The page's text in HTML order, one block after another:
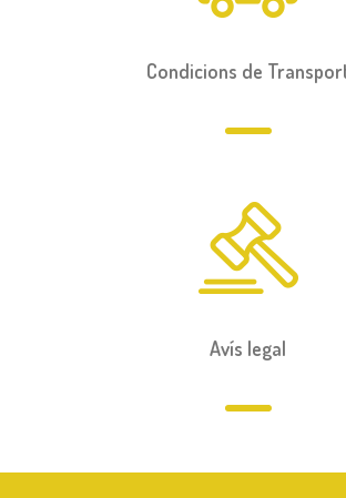
Condicions de
Avís legal